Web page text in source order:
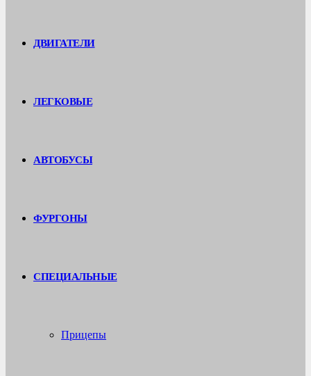
ДВИГАТЕЛИ
ЛЕГКОВЫЕ
АВТОБУСЫ
ФУРГОНЫ
СПЕЦИАЛЬНЫЕ
Прицепы